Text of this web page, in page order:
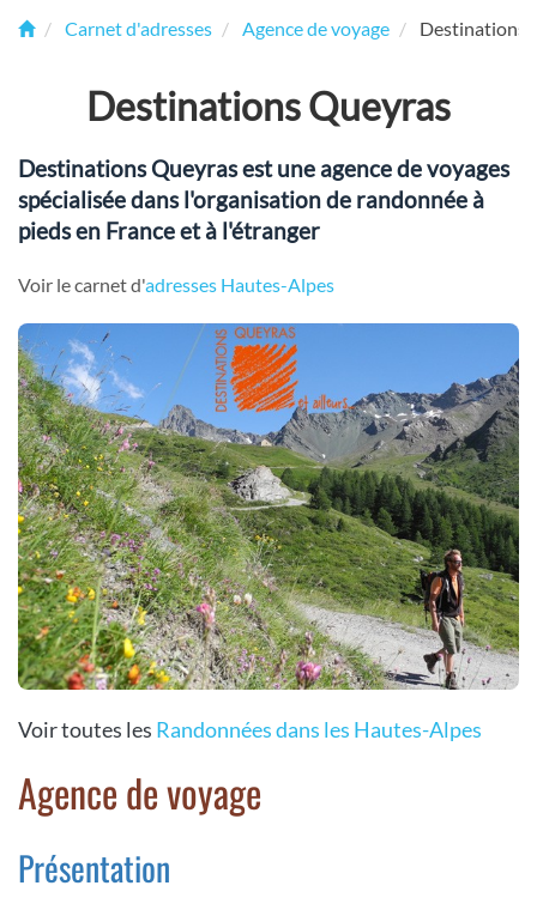
Carnet d'adresses Agence de voyage Destinations
Destinations Queyras
Destinations Queyras est une agence de voyages
spécialisée dans l'organisation de randonnée à
pieds en France et à l'étranger
Voir le carnet d'adresses Hautes-Alpes
Voir toutes les Randonnées dans les Hautes-Alpes
Agence de voyage
Présentation